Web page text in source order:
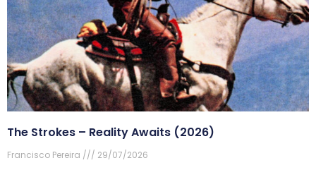
The Strokes – Reality Awaits (2026)
Francisco Pereira 29/07/2026